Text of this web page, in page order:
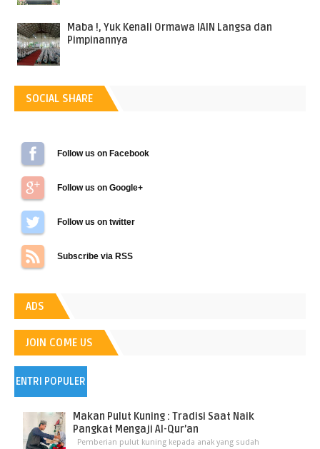
Maba !, Yuk Kenali Ormawa IAIN Langsa dan
Pimpinannya
SOCIAL SHARE
Follow us on Facebook
Follow us on Google+
Follow us on Twitter
Subscribe via RSS
ADS
JOIN COME US
ENTRI POPULER
Makan Pulut Kuning : Tradisi Saat Naik
Pangkat Mengaji Al-Qur’an
Pemberian pulut kuning kepada anak yang sudah